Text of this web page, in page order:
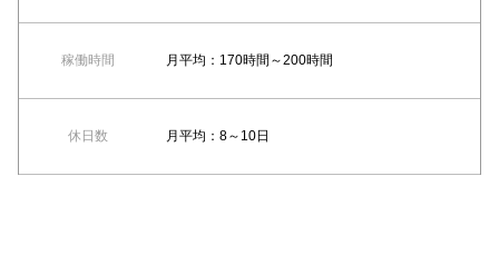
稼働時間 月平均：170時間～200時間
休日数 月平均：8～10日